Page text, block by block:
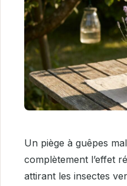
Un piège à guêpes
complètement l’effet
attirant les insectes